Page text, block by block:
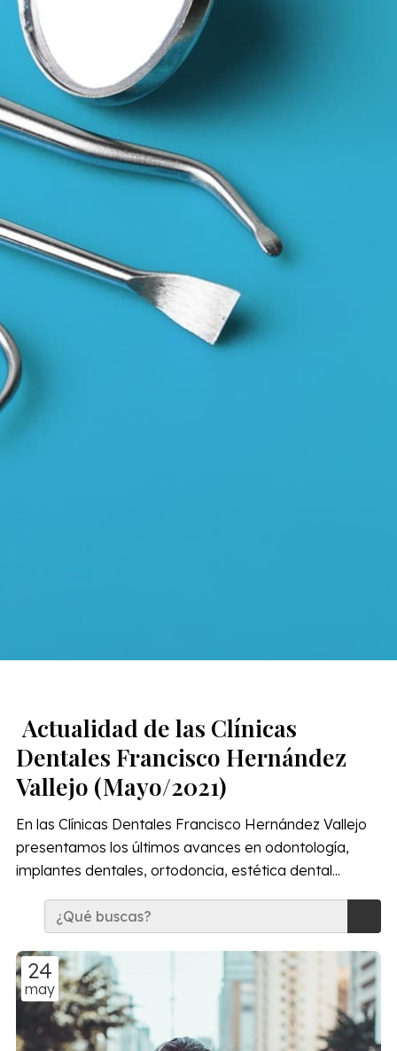
Actualidad de las Clínicas
Dentales Francisco Hernández
Vallejo (Mayo/2021)
En las Clínicas Dentales Francisco Hernández Vallejo
presentamos los últimos avances en odontología,
implantes dentales, ortodoncia, estética dental...
24
may